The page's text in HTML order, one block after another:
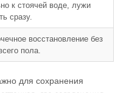
к стоячей воде, лужи
сразу.
восстановление без
пола.
для сохранения